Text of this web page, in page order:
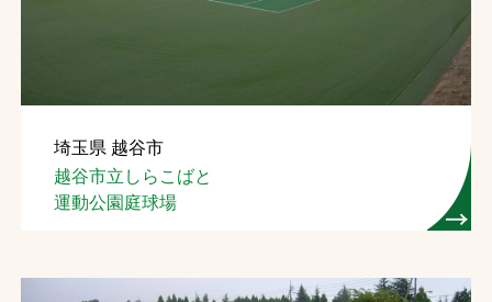
埼玉県 越谷市
越谷市立しらこばと
運動公園庭球場